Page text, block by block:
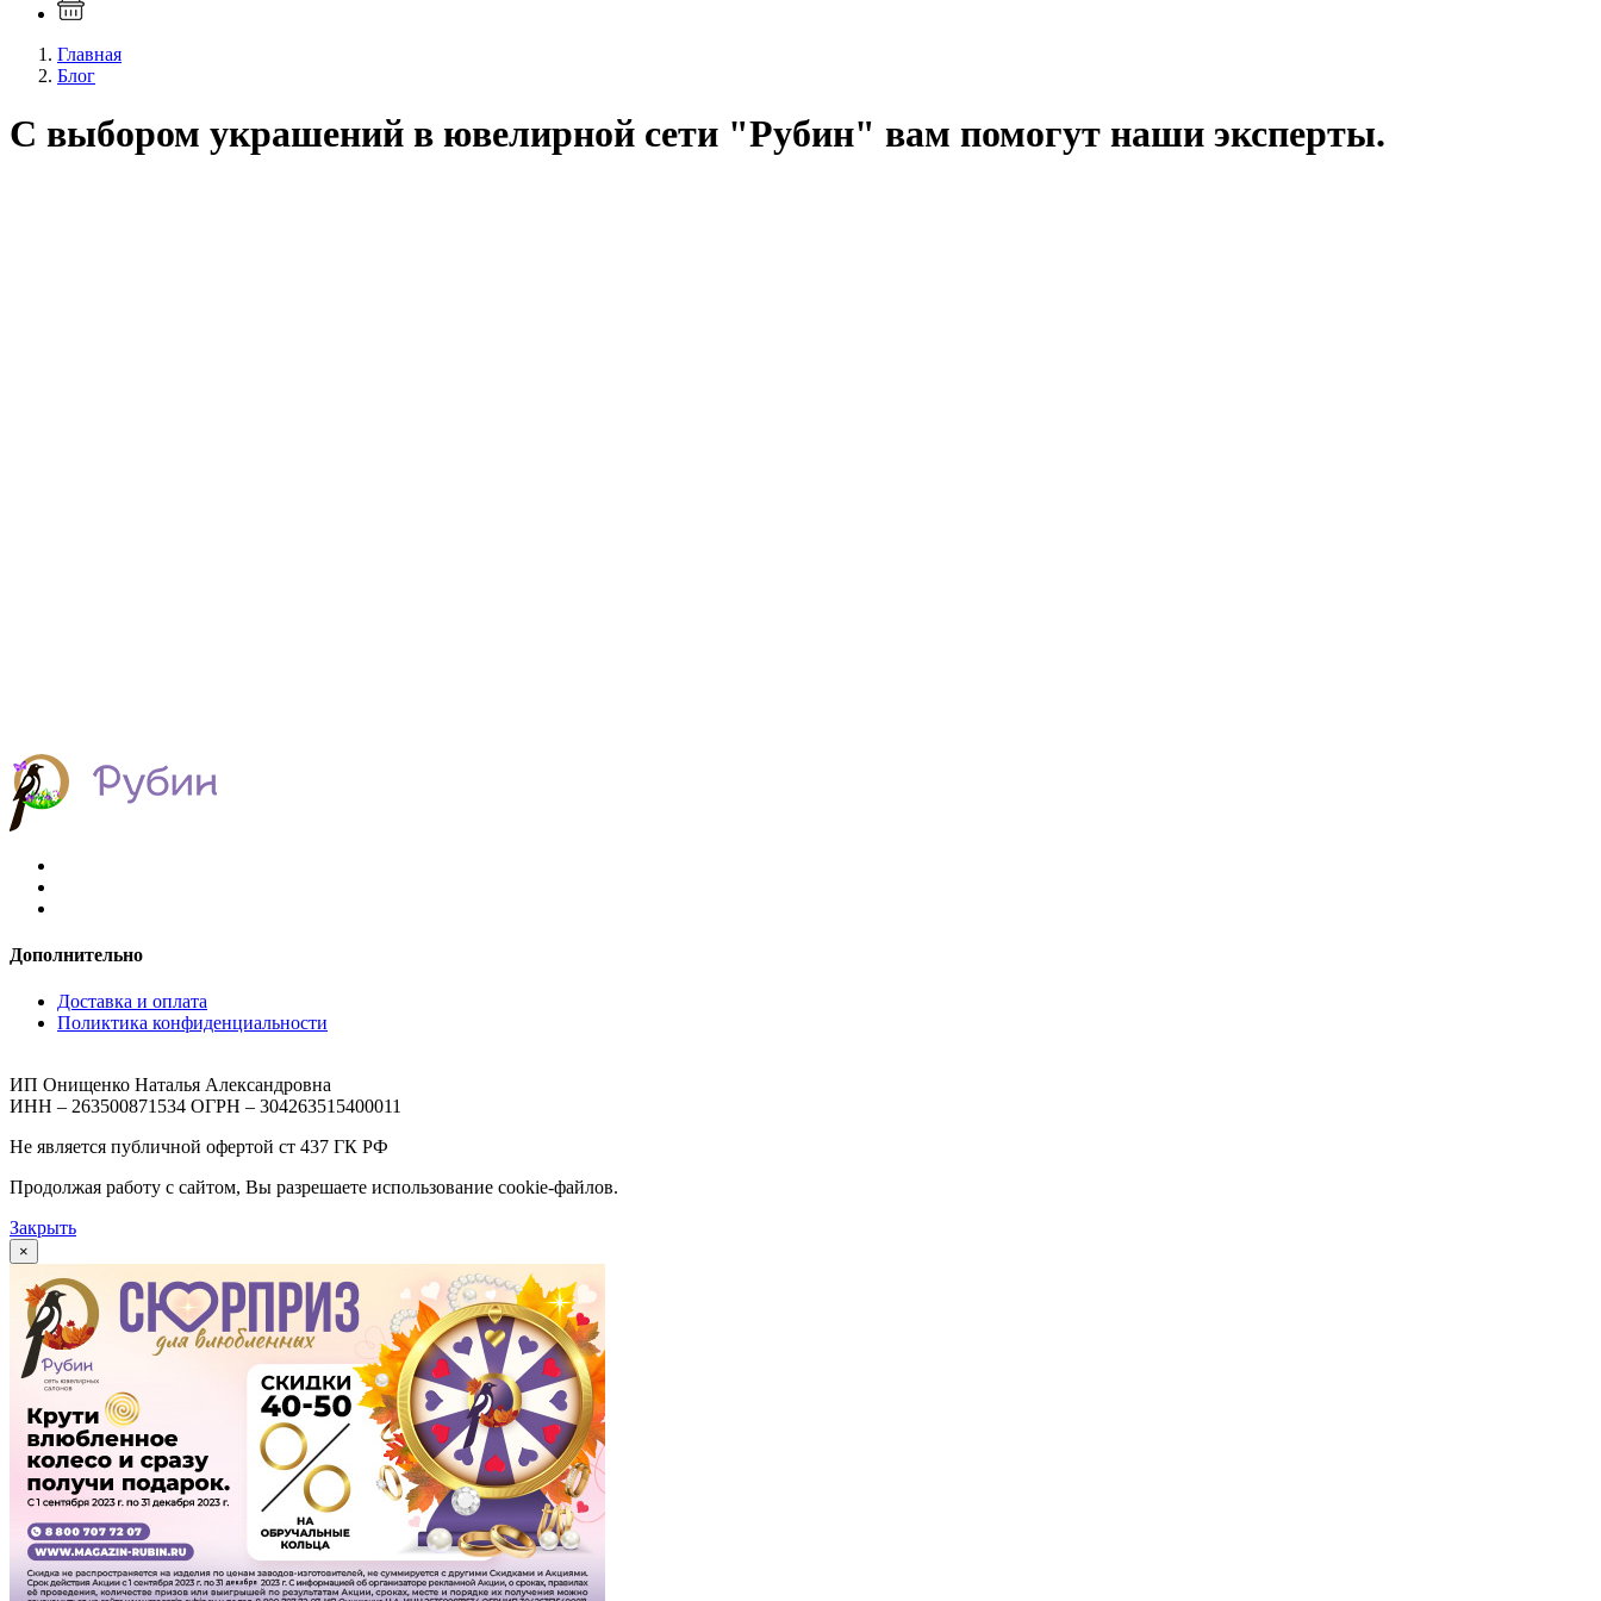
Главная
Блог
С выбором украшений в ювелирной сети "Рубин" вам помогут наши эксперты.
Дополнительно
Доставка и оплата
Поликтика конфиденциальности
ИП Онищенко Наталья Александровна
ИНН – 263500871534 ОГРН – 304263515400011
Не является публичной офертой ст 437 ГК РФ
Продолжая работу с сайтом, Вы разрешаете использование cookie-файлов.
Закрыть
×